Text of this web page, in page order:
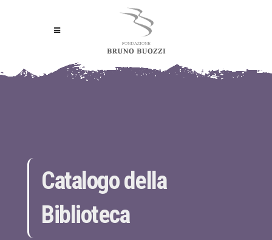
Catalogo della
Biblioteca